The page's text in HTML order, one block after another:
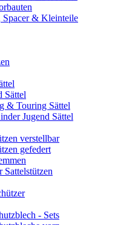
Spacer & Kleinteile
Sättel
& Touring Sättel
Jugend Sättel
verstellbar
gefedert
Sattelstützen
- Sets